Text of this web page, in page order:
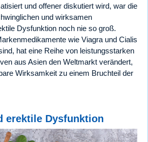
und offener diskutiert wird, war die
und wirksamen
Dysfunktion noch nie so groß.
wie Viagra und Cialis
hat eine Reihe von leistungsstarken
aus Asien den Weltmarkt verändert,
Wirksamkeit zu einem Bruchteil der
erektile Dysfunktion